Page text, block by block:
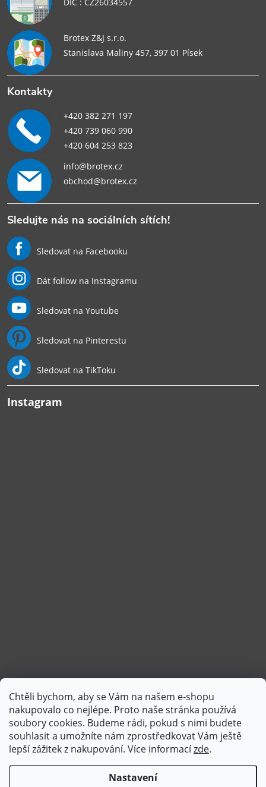
Chtěli bychom, aby se Vám na našem e-shopu
nakupovalo co nejlépe. Proto naše stránka používá
soubory cookies. Budeme rádi, pokud s nimi budete
souhlasit a umožníte nám zprostředkovat Vám ještě
lepší zážitek z nakupování. Více informacízde.
Nastavení
Brotex Z&J s.r.o.
Stanislava Maliny 457, 397 01 Písek
Kontakty
+420 382 271 197
+420 739 060 990
+420 604 253 823
info@brotex.cz
obchod@brotex.cz
Sledujte nás na sociálních sítích!
Sledovat na Facebooku
Dát follow na Instagramu
Sledovat na Youtube
Sledovat na Pinterestu
Sledovat na TikToku
Instagram
Sledovat na Instagramu